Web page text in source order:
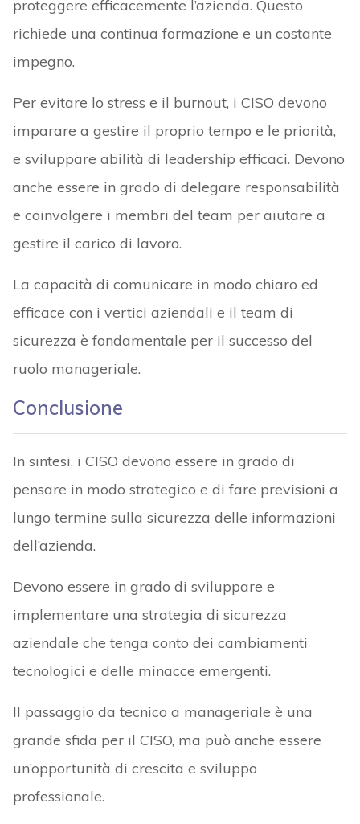
proteggere efficacemente l’azienda. Questo
richiede una continua formazione e un costante
impegno.
Per evitare lo stress e il burnout, i CISO devono
imparare a gestire il proprio tempo e le priorità,
e sviluppare abilità di leadership efficaci. Devono
anche essere in grado di delegare responsabilità
e coinvolgere i membri del team per aiutare a
gestire il carico di lavoro.
La capacità di comunicare in modo chiaro ed
efficace con i vertici aziendali e il team di
sicurezza è fondamentale per il successo del
ruolo manageriale.
Conclusione
In sintesi, i CISO devono essere in grado di
pensare in modo strategico e di fare previsioni a
lungo termine sulla sicurezza delle informazioni
dell’azienda.
Devono essere in grado di sviluppare e
implementare una strategia di sicurezza
aziendale che tenga conto dei cambiamenti
tecnologici e delle minacce emergenti.
Il passaggio da tecnico a manageriale è una
grande sfida per il CISO, ma può anche essere
un’opportunità di crescita e sviluppo
professionale.